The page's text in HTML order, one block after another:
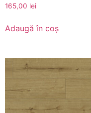
165,00 lei
Adaugă în coș